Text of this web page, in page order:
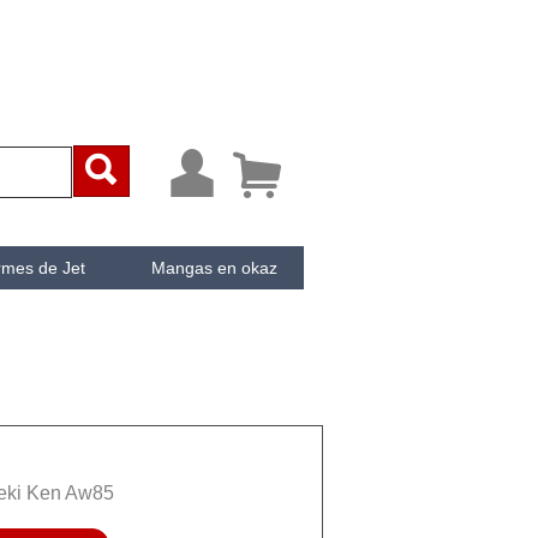
  
de Jet Mangas en okaz
Ken Aw85